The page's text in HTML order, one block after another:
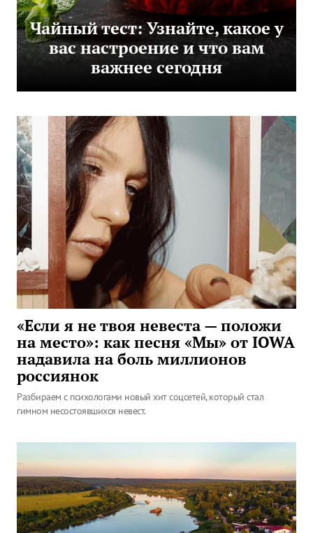
Чайный тест: Узнайте, какое у
вас настроение и что вам
важнее сегодня
«Если я не твоя невеста — положи
на место»: как песня «Мы» от IOWA
надавила на боль миллионов
россиянок
Разбираем с психологами новый хит соцсетей, который стал
гимном несостоявшихся невест.